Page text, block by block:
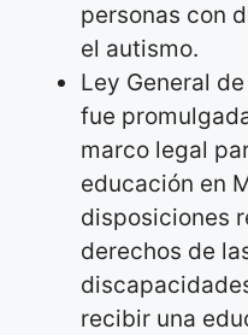
personas con
el autismo.
Ley General
fue
marco legal
educación en
disposiciones
derechos de
recibir una